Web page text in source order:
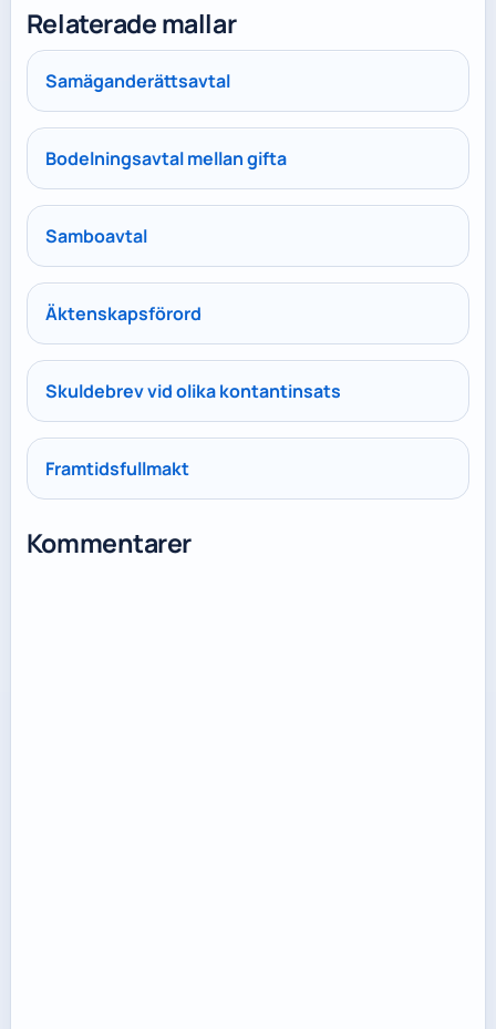
Relaterade mallar
Samäganderättsavtal
Bodelningsavtal mellan gifta
Samboavtal
Äktenskapsförord
Skuldebrev vid olika kontantinsats
Framtidsfullmakt
Kommentarer